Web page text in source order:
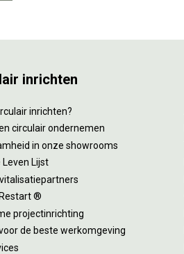
inrichten
inrichten?
circulair ondernemen
in onze showrooms
Lijst
®
projectinrichting
de beste werkomgeving